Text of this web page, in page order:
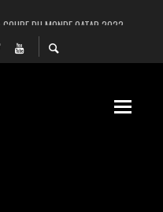
DU MONDE QATAR 2022
HORS SERVICE! EST-CE UNE CYBER-
MARS EN ULTRA-HAUTE DÉFINITION
VOL HABITÉ DE SPACEX
BEN ALI, SERA-T-IL ENTERRÉ EN